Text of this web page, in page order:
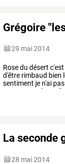
Grégoire
29 mai 2014
Rosedu désert c'est
d'être rimbaud bien
sentiment je n'ai pas
poèmes
La seconde
28 mai 2014